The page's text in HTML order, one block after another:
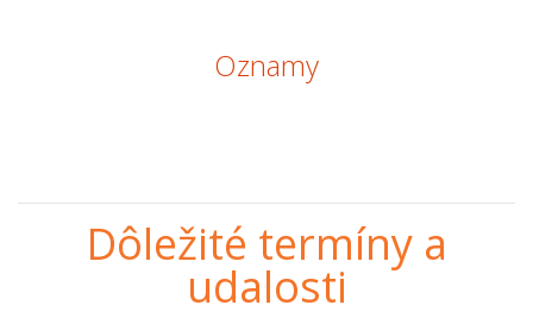
Oznamy
Dôležité termíny a
udalosti